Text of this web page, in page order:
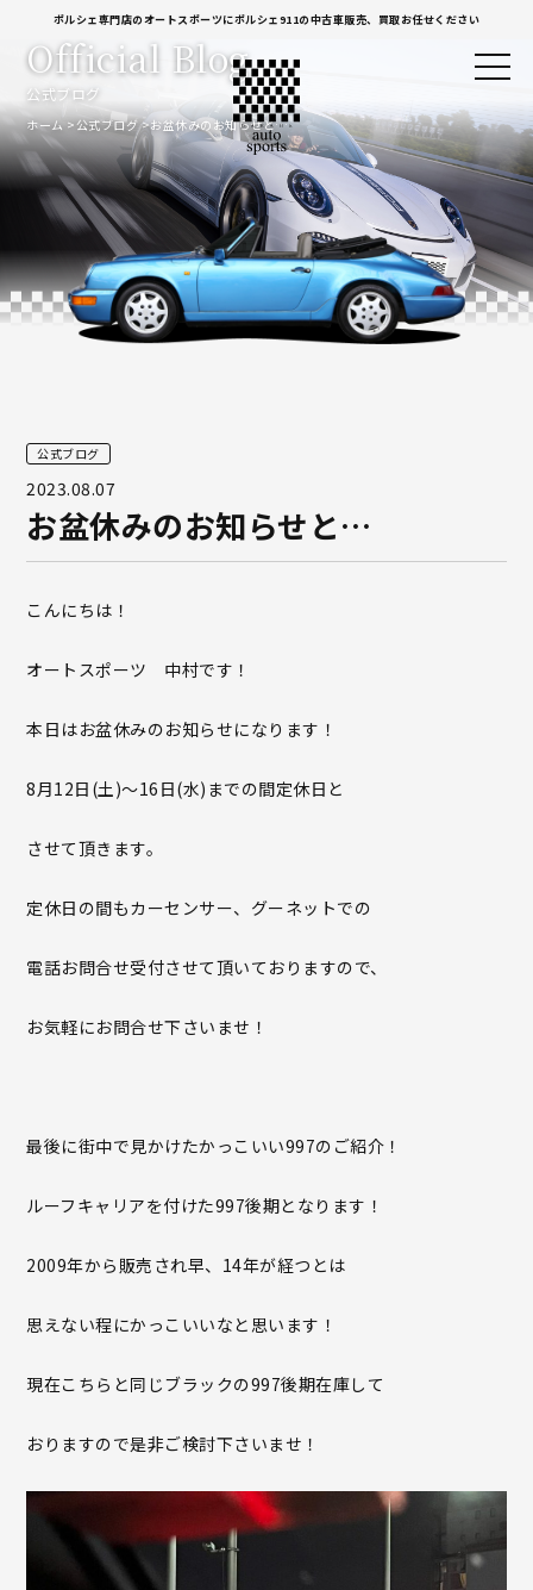
ポルシェ専門店のオートスポーツにポルシェ911の中古車販売、買取お任せください
公式ブログ
Official Blog
ホーム 公式ブログ お盆休みのお知らせと…
公式ブログ
2023.08.07
お盆休みのお知らせと…
こんにちは！
オートスポーツ 中村です！
本日はお盆休みのお知らせになります！
8月12日(土)〜16日(水)までの間定休日と
させて頂きます。
定休日の間もカーセンサー、グーネットでの
電話お問合せ受付させて頂いておりますので、
お気軽にお問合せ下さいませ！
最後に街中で見かけたかっこいい997のご紹介！
ルーフキャリアを付けた997後期となります！
2009年から販売され早、14年が経つとは
思えない程にかっこいいなと思います！
現在こちらと同じブラックの997後期在庫して
おりますので是非ご検討下さいませ！